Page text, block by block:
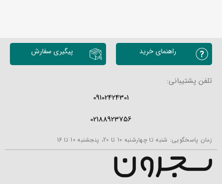
راهنمای خرید پیگیری سفارش
تلفن پشتیبانی:
09102424301
02188923756
زمان پاسخگویی: شنبه تا چهارشنبه 10 تا 20، پنجشنبه 10 تا 16